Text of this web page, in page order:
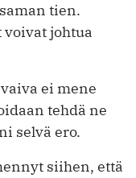
tien.
voivat johtua
ei mene
tehdä ne
selvä ero.
siihen, että